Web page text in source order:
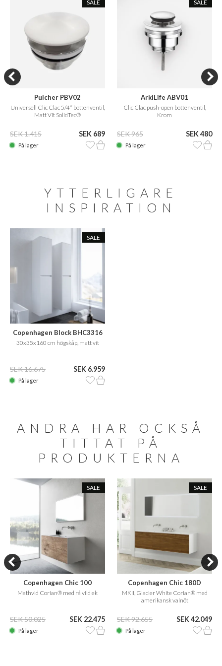
SALE
Pulcher PBV02
Universell Clic Clac 5/4“ bottenventil,
Matt Vit SolidTec®
SEK 1.415 SEK 689
På lager
SALE
ArkiLife ABV01
Clic Clac push-open bottenventil,
Krom
SEK 965 SEK 480
På lager
YTTERLIGARE
INSPIRATION
SALE
Copenhagen Block BHC3316
30x35x160 cm högskåp, matt vit
SEK 16.675 SEK 6.959
På lager
ANDRA HAR OCKSÅ
TITTAT PÅ
PRODUKTERNA
SALE
Copenhagen Chic 100
Mathvid Corian® med rå vild ek
SEK 50.025 SEK 22.475
På lager
SALE
Copenhagen Chic 180D
MKII, Glacier White Corian® med
amerikansk valnöt
SEK 92.655 SEK 42.049
På lager